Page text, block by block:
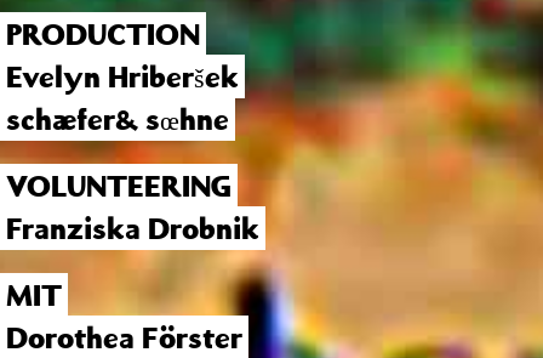
PRODUCTION
Evelyn Hriberšek
schæfer& sœhne
VOLUNTEERING
Franziska Drobnik
MIT
Dorothea Förster